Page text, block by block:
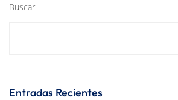
Buscar
Entradas Recientes